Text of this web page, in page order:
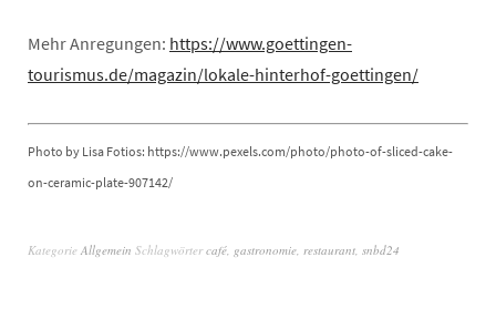
Mehr Anregungen: https://www.goettingen-
tourismus.de/magazin/lokale-hinterhof-goettingen/
Photo by Lisa Fotios: https://www.pexels.com/photo/photo-of-sliced-cake-
on-ceramic-plate-907142/
Kategorie Allgemein Schlagwörtercafé gastronomie restaurant snbd24